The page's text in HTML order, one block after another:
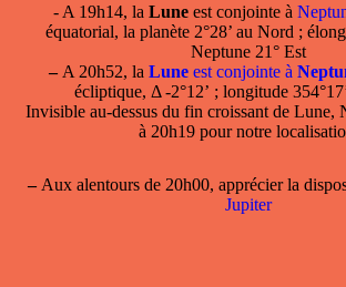
- A 19h14, la Luneest conjointe à
équatorial, la planète 2°28’ au Nord ;
Neptune 21° Est
–A 20h52, la Luneest conjointe à
écliptique, Δ -2°12’ ; longitude
Invisible au-dessus du fin croissant de Lune,
à 20h19 pour notre
–Aux alentours de 20h00, apprécier la
Jupiter